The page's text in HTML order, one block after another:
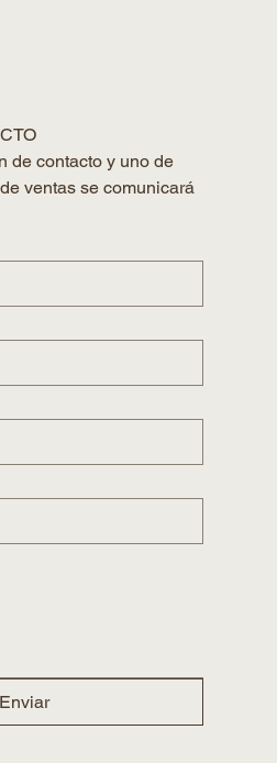
de contacto y uno de
ventas se comunicará
Enviar